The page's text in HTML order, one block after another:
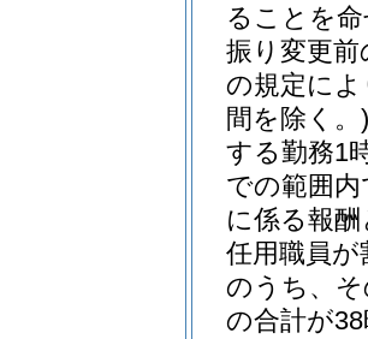
ることを
振り変更
の規定に
間を除く。)
する勤務1
での範囲
に係る報
任用職員
のうち、
の合計が